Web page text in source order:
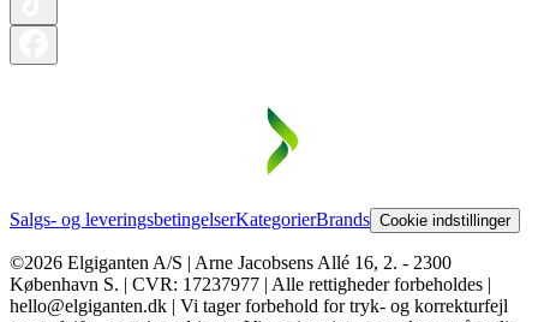
Salgs- og leveringsbetingelserKategorierBrands Cookie indstillinger
©2026 Elgiganten A/S | Arne Jacobsens Allé 16, 2. - 2300
København S. | CVR: 17237977 | Alle rettigheder forbeholdes |
hello@elgiganten.dk | Vi tager forbehold for tryk- og korrekturfejl